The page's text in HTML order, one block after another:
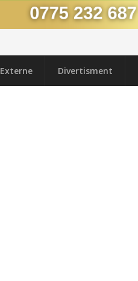
Externe Divertisment